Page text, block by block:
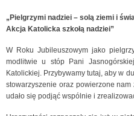
„Pielgrzymi nadziei – solą ziemi i
Akcja Katolicka szkołą nadziei”
W Roku Jubileuszowym jako
modlitwie u stóp Pani
Katolickiej. Przybywamy tutaj, aby w
stowarzyszenie oraz powierzone
udało się podjąć wspólnie i